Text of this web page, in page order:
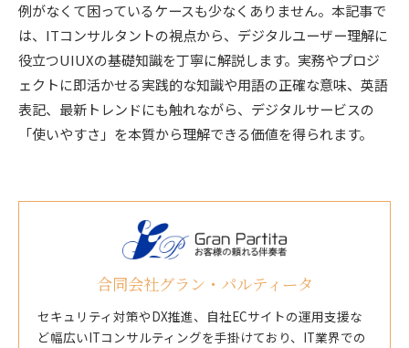
例がなくて困っているケースも少なくありません。本記事で
は、ITコンサルタントの視点から、デジタルユーザー理解に
役立つUIUXの基礎知識を丁寧に解説します。実務やプロジ
ェクトに即活かせる実践的な知識や用語の正確な意味、英語
表記、最新トレンドにも触れながら、デジタルサービスの
「使いやすさ」を本質から理解できる価値を得られます。
合同会社グラン・パルティータ
セキュリティ対策やDX推進、自社ECサイトの運用支援な
ど幅広いITコンサルティングを手掛けており、IT業界での